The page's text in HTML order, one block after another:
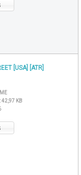
[USA] [ATR]
42,97 KB